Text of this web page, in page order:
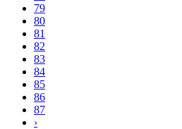
79
80
81
82
83
84
85
86
87
›